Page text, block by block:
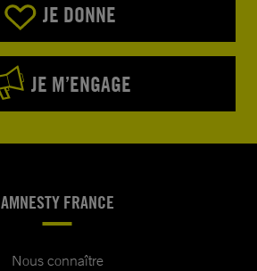
JE DONNE
JE M’ENGAGE
AMNESTY FRANCE
Nous connaître